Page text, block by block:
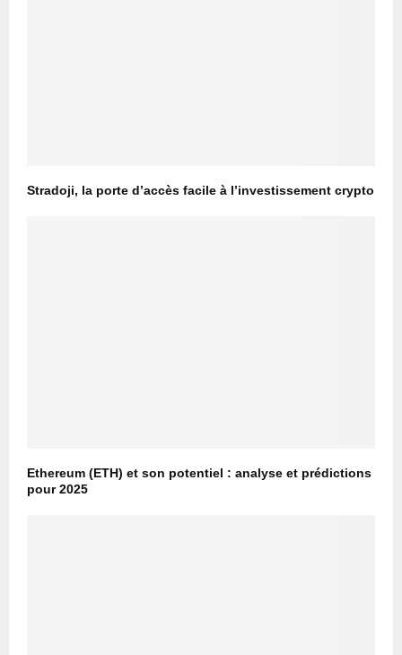
Stradoji, la porte d’accès facile à l’investissement crypto
Ethereum (ETH) et son potentiel : analyse et prédictions
pour 2025